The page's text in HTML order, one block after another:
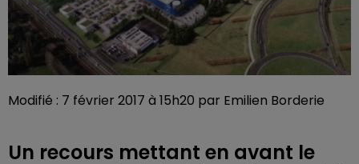
Modifié : 7 février 2017 à 15h20 par Emilien Borderie
Un recours mettant en avant le